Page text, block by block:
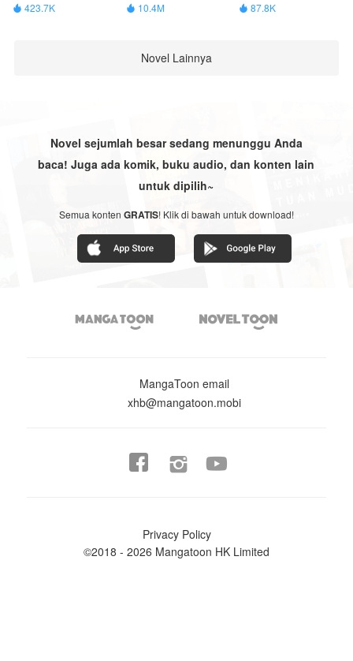
 423.7K  10.4M  87.8K
Novel Lainnya
Novel sejumlah besar sedang menunggu Anda
baca! Juga ada komik, buku audio, dan konten lain
untuk dipilih~
Semua konten GRATIS! Klik di bawah untuk download!
 
MangaToon email
xhb@mangatoon.mobi
 
Privacy Policy
©2018 - 2026 Mangatoon HK Limited